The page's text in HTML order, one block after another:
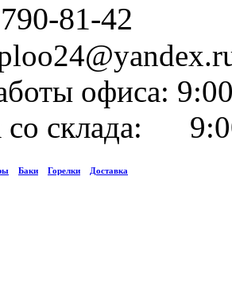
81-42
офиса:
со склада:
Баки Горелки Доставка